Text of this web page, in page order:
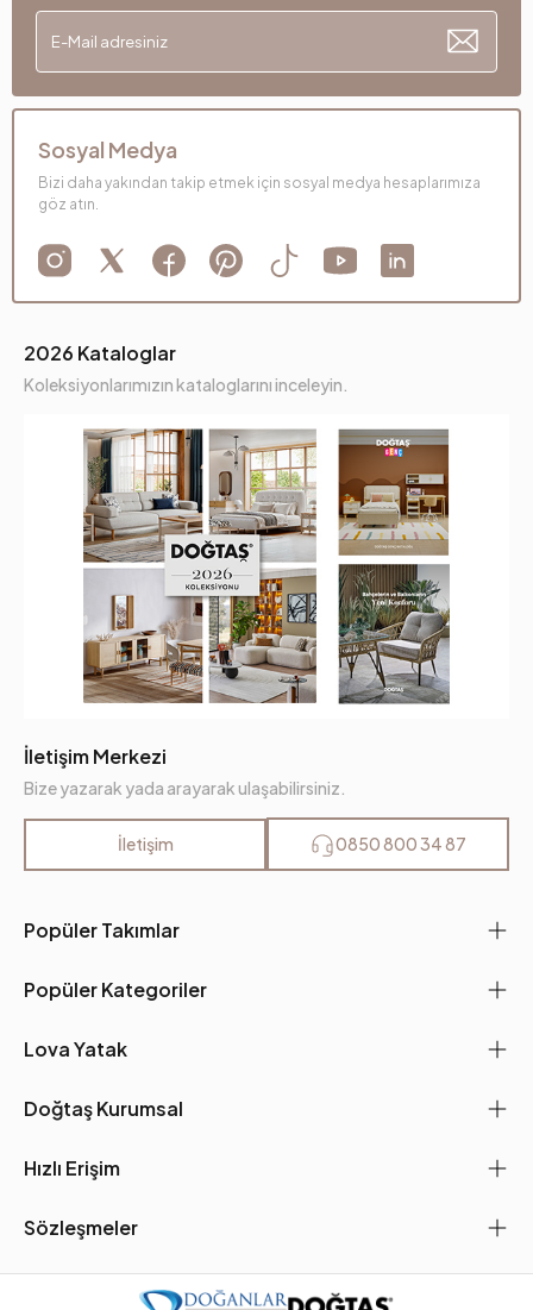
Popüler Takımlar
Popüler Kategoriler
Lova Yatak
Doğtaş Kurumsal
Hızlı Erişim
Sözleşmeler
2026 Kataloglar
Koleksiyonlarımızın kataloglarını inceleyin.
İletişim Merkezi
Bize yazarak yada arayarak ulaşabilirsiniz.
İletişim 0850 800 34 87
Sosyal Medya
Bizi daha yakından takip etmek için sosyal medya hesaplarımıza
göz atın.